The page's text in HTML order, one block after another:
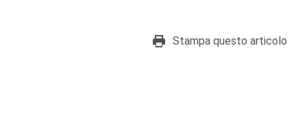
Stampa questo articolo